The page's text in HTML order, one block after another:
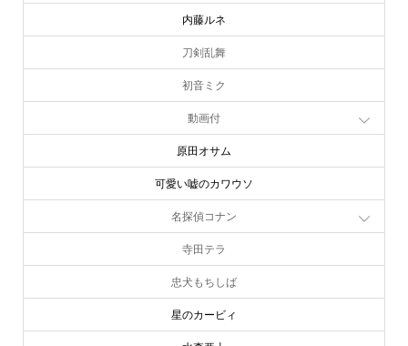
内藤ルネ
刀剣乱舞
初音ミク
動画付
原田オサム
可愛い嘘のカワウソ
名探偵コナン
寺田テラ
忠犬もちしば
星のカービィ